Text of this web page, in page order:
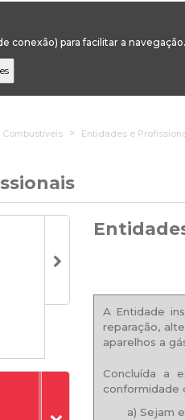
conexão) para facilitar a navegação.
Combustíveis Entidades e
A Entidade
reparação,
aparelhos a
Concluída a
conformidade
a) Sejam